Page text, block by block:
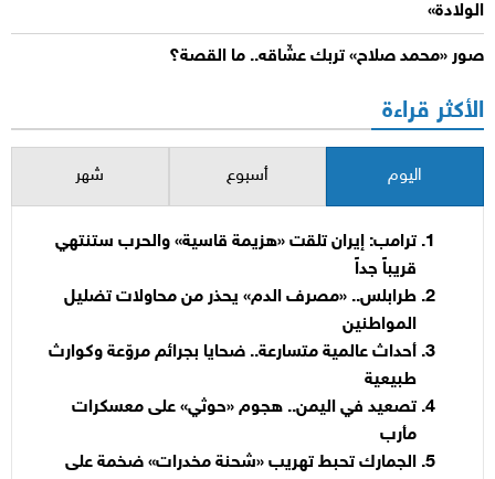
الولادة»
صور «محمد صلاح» تربك عشّاقه.. ما القصة؟
الأكثر قراءة
اليوم أسبوع شهر
ترامب: إيران تلقت «هزيمة قاسية» والحرب ستنتهي
قريباً جداً
طرابلس.. «مصرف الدم» يحذر من محاولات تضليل
المواطنين
أحداث عالمية متسارعة.. ضحايا بجرائم مروّعة وكوارث
طبيعية
تصعيد في اليمن.. هجوم «حوثي» على معسكرات
مأرب
الجمارك تحبط تهريب «شحنة مخدرات» ضخمة على